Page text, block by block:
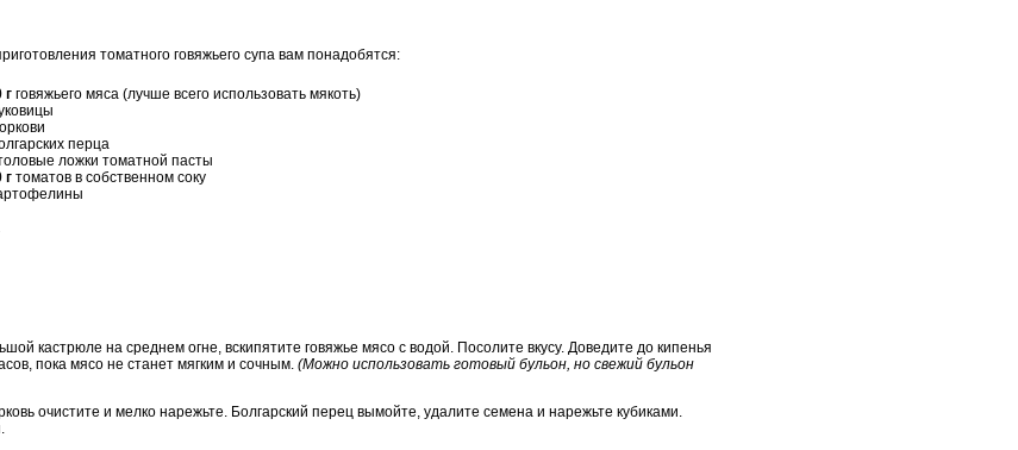
томатного говяжьего супа вам понадобятся:
г говяжьего мяса (лучше всего использовать мякоть)
перца
ложки томатной пасты
г томатов в собственном соку
кастрюле на среднем огне, вскипятите говяжье мясо с водой. Посолите вкусу. Доведите до кипенья
пока мясо не станет мягким и сочным. (Можно использовать готовый бульон, но свежий бульон
очистите и мелко нарежьте. Болгарский перец вымойте, удалите семена и нарежьте кубиками.